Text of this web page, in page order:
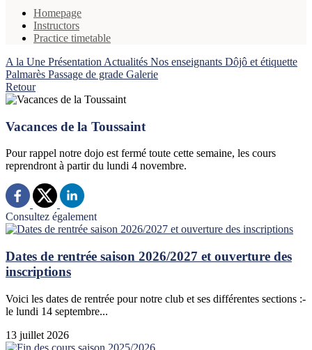
Homepage
Instructors
Practice timetable
A la Une Présentation Actualités Nos enseignants Dôjô et étiquette
Palmarès Passage de grade Galerie
Retour
Vacances de la Toussaint
Pour rappel notre dojo est fermé toute cette semaine, les cours
reprendront à partir du lundi 4 novembre.
Consultez également
Dates de rentrée saison 2026/2027 et ouverture des
inscriptions
Voici les dates de rentrée pour notre club et ses différentes sections :-
le lundi 14 septembre...
13 juillet 2026